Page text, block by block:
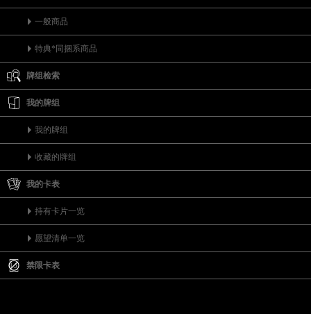
一般商品
特典*同捆系商品
牌组检索
我的牌组
我的牌组
收藏的牌组
我的卡表
持有卡片一览
愿望清单一览
禁限卡表